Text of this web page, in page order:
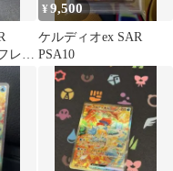
レア
¥9,500
ケルディオex SAR
PSA10